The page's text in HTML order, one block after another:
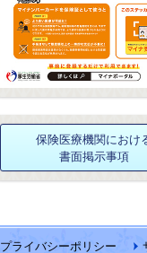
保険医療機関におけ
書面掲示事項
プライバシーポリシー